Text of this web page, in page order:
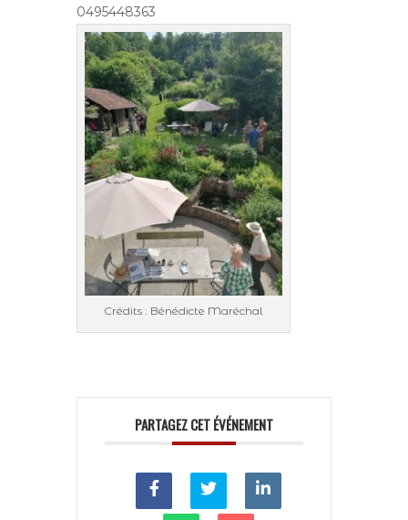
0495448363
Crédits : Bénédicte Maréchal
PARTAGEZ CET ÉVÉNEMENT